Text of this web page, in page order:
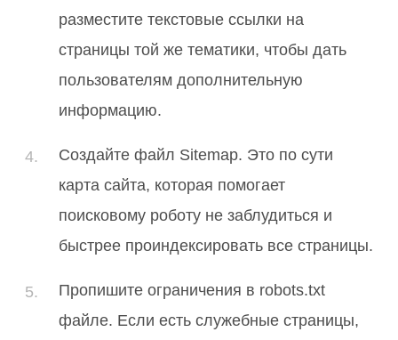
разместите текстовые ссылки на
страницы той же тематики, чтобы дать
пользователям дополнительную
информацию.
Создайте файл Sitemap. Это по сути
карта сайта, которая помогает
поисковому роботу не заблудиться и
быстрее проиндексировать все страницы.
Пропишите ограничения в robots.txt
файле. Если есть служебные страницы,